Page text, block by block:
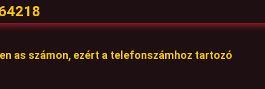
as számon, ezért a telefonszámhoz tartozó